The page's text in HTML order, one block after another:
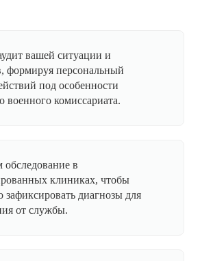
вашей ситуации и
формируя персональный
под особенности
военного комиссариата.
обследование в
клиниках, чтобы
зафиксировать диагнозы для
от службы.